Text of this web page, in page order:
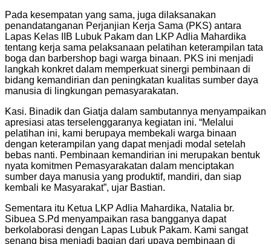
Pada kesempatan yang sama, juga dilaksanakan
penandatanganan Perjanjian Kerja Sama (PKS) antara
Lapas Kelas IIB Lubuk Pakam dan LKP Adlia Mahardika
tentang kerja sama pelaksanaan pelatihan keterampilan tata
boga dan barbershop bagi warga binaan. PKS ini menjadi
langkah konkret dalam memperkuat sinergi pembinaan di
bidang kemandirian dan peningkatan kualitas sumber daya
manusia di lingkungan pemasyarakatan.
Kasi. Binadik dan Giatja dalam sambutannya menyampaikan
apresiasi atas terselenggaranya kegiatan ini. “Melalui
pelatihan ini, kami berupaya membekali warga binaan
dengan keterampilan yang dapat menjadi modal setelah
bebas nanti. Pembinaan kemandirian ini merupakan bentuk
nyata komitmen Pemasyarakatan dalam menciptakan
sumber daya manusia yang produktif, mandiri, dan siap
kembali ke Masyarakat”, ujar Bastian.
Sementara itu Ketua LKP Adlia Mahardika, Natalia br.
Sibuea S.Pd menyampaikan rasa bangganya dapat
berkolaborasi dengan Lapas Lubuk Pakam. Kami sangat
senang bisa menjadi bagian dari upaya pembinaan di